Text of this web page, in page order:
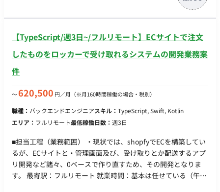
規アプリおよび運営中の既存アプリなど） 技術の調査・導入：
ユーザー体験向上のためのモダン技術の調査・導入 データ分析
分析、分析結果に基づいた改善 テスト環境の整備： 自動テスト
の環境整備とテストケースの拡充 業務効率化： 開発環境改善の
継続的改善 チームの取り組み： 開発チームとしての知見共有や
技術ブログ等での情報発信 ■主に利用している技術 開発言語：
Swift（iOS）、Kotlin（Android） アーキテクチャ： MVVM、
Clean Architectureなど UIフレームワーク：
SwiftUI/UIKit（iOS）、Jetpack
CoreData（iOS）、Room（Android）、Realm 非同期処理：
Swift Concurrency/Combine（iOS）、Kotlin
Coroutines（Android） API： GraphQL（Apollo
Client）/REST CI/CD： CircleCI、GitHub Actions、fastlane、
【TypeScript/週3日~/フルリモート】ECサイトで注文
したものをロッカーで受け取れるシステムの開発業務案
件
〜620,500 円／月 （※月160時間稼働の場合・税別）
職種： バックエンドエンジニアスキル： TypeScript, Swift, Kotlin
エリア： フルリモート最低稼働日数： 週3日
■担当工程（業務範囲） ・現状では、shopfyでECを構築してい
るが、ECサイトと・管理画面及び、受け取りとか配送するアプ
リ開発など諸々、0ベースで作り直すため、その開発となりま
す。 最寄駅：フルリモート 就業時間：基本は任せている（午前